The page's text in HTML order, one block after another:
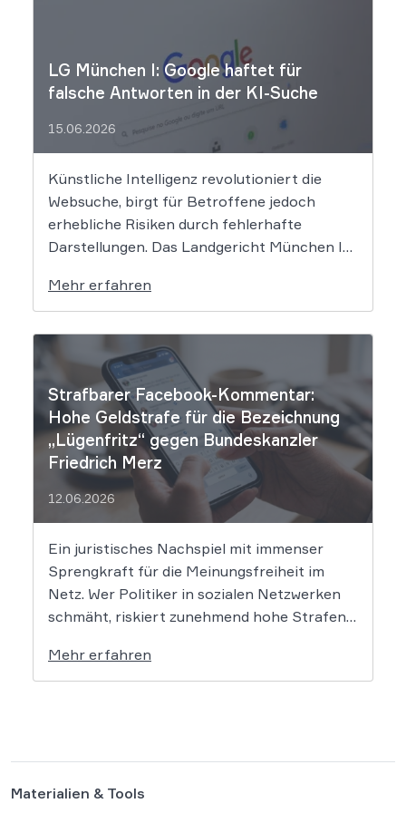
LG München I: Google haftet für
falsche Antworten in der KI-Suche
15.06.2026
Künstliche Intelligenz revolutioniert die
Websuche, birgt für Betroffene jedoch
erhebliche Risiken durch fehlerhafte
Darstellungen. Das Landgericht München I
rechtliche Grenzen. Werden durch die
automatisierten KI-Zusammenfassungen
falsche Tatsachen verbreitet, greift die
unmittelbare Haftung des
Suchmaschinenbetreibers. Das Landgericht
München I (LG München I) hat in […]
Mehr erfahren
Strafbarer Facebook-Kommentar:
Hohe Geldstrafe für die Bezeichnung
„Lügenfritz“ gegen Bundeskanzler
Friedrich Merz
12.06.2026
Ein juristisches Nachspiel mit immenser
Sprengkraft für die Meinungsfreiheit im
Netz. Wer Politiker in sozialen Netzwerken
schmäht, riskiert zunehmend hohe Strafen.
einen Facebook-Nutzer eine empfindliche
Geldstrafe verhängt, weil dieser den
Mehr erfahren
Materialien & Tools